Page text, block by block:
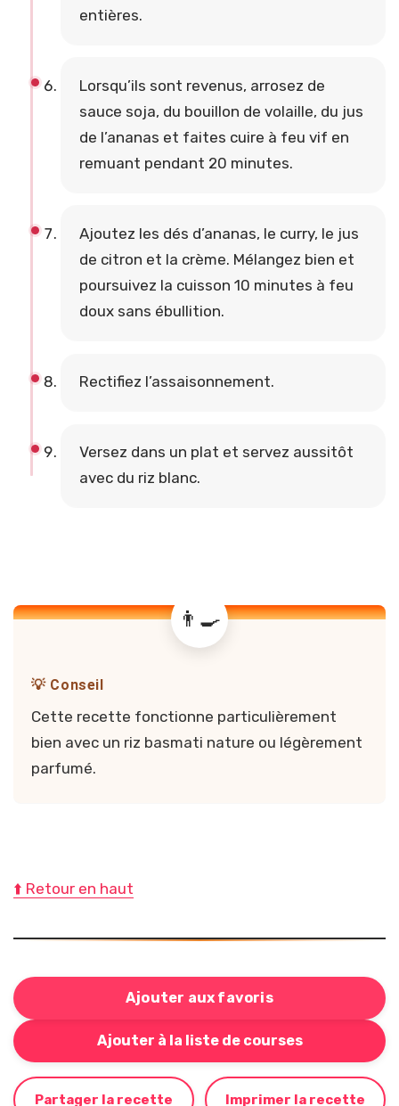
entières.
Lorsqu’ils sont revenus, arrosez de
sauce soja, du bouillon de volaille, du jus
de l’ananas et faites cuire à feu vif en
remuant pendant 20 minutes.
Ajoutez les dés d’ananas, le curry, le jus
de citron et la crème. Mélangez bien et
poursuivez la cuisson 10 minutes à feu
doux sans ébullition.
Rectifiez l’assaisonnement.
Versez dans un plat et servez aussitôt
avec du riz blanc.
💡 Conseil
Cette recette fonctionne particulièrement
bien avec un riz basmati nature ou légèrement
parfumé.
⬆️ Retour en haut
Ajouter aux favoris
Ajouter à la liste de courses
Bouton pour ajouter cette recette à votre liste de
Partager la recette Imprimer la recette